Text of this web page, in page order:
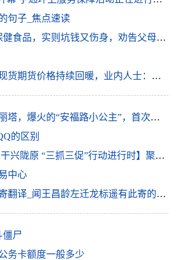
句子_焦点速读
，实则坑钱又伤身，劝告父母：谨慎购买|世界要闻
格持续回暖，业内人士：产业行稳致远还需强链补链
爆火的“安福路小公主”，首次回应性别疑问
的区别
”行动进行时】聚焦短板补弱项 放大优势强特色——金塔县深入开展“三抓三促”行动
中心
_闻王昌龄左迁龙标遥有此寄的意思_天天速看料
僵尸
务卡额度一般多少